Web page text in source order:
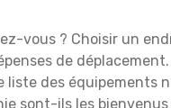
vous ? Choisir un
de déplacement.
des équipements
sont-ils les